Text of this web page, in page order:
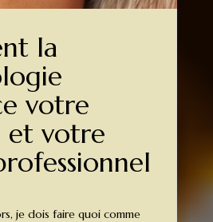
la
votre
et votre
je dois faire quoi comme